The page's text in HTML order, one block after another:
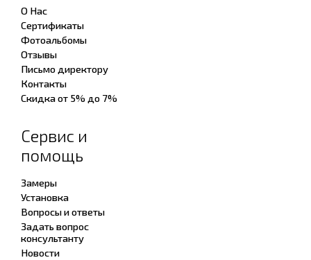
О Нас
Сертификаты
Фотоальбомы
Отзывы
Письмо директору
Контакты
Скидка от 5% до 7%
Сервис и
помощь
Замеры
Установка
Вопросы и ответы
Задать вопрос
консультанту
Новости